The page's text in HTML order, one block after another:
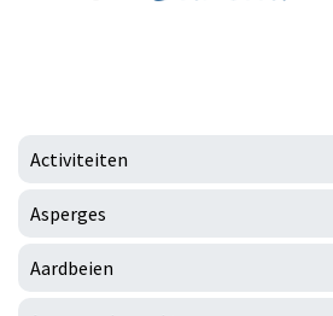
Activiteiten
Asperges
Aardbeien